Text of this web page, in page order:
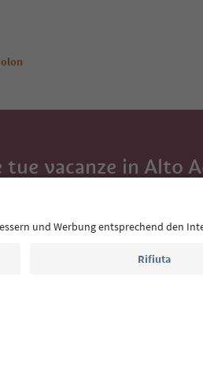
tue vacanze in Alto
non perdere e ricette tipiche.